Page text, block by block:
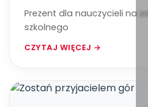
Prezent dla nauczycieli na
szkolnego
CZYTAJ WIĘCEJ →